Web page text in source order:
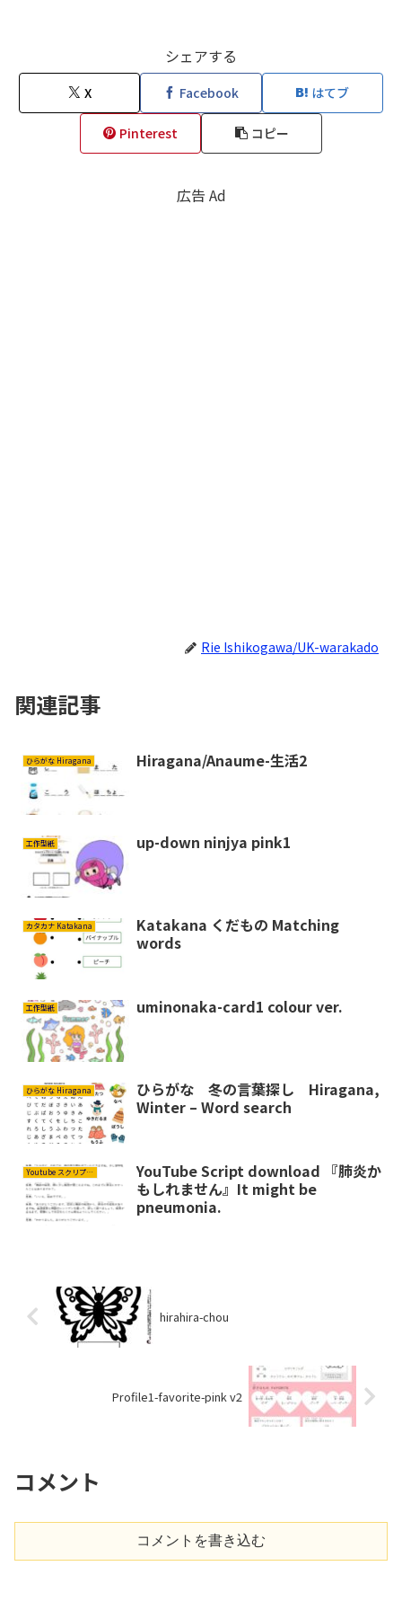
シェアする
X Facebook はてブ
Pinterest コピー
広告 Ad
Rie Ishikogawa/UK-warakado
関連記事
ひらがな Hiragana Hiragana/Anaume-生活2
工作型紙 up-down ninjya pink1
カタカナ Katakana
Katakana くだもの Matching
words
工作型紙 uminonaka-card1 colour ver.
ひらがな Hiragana
ひらがな 冬の言葉探し Hiragana,
Winter – Word search
Youtube スクリプト Script
YouTube Script download 『肺炎か
もしれません』It might be
pneumonia.
hirahira-chou
Profile1-favorite-pink v2
コメント
コメントを書き込む